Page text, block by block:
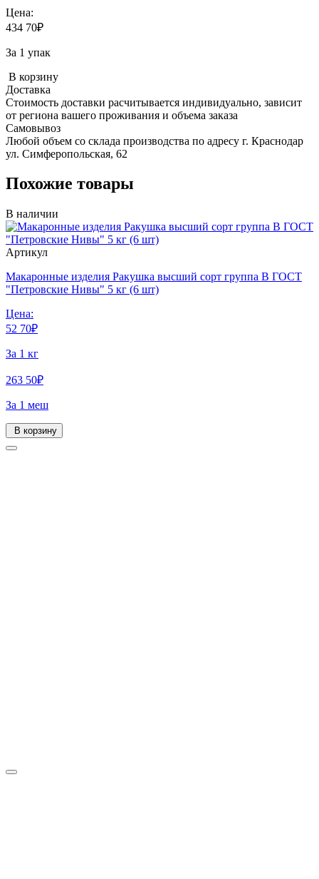
Цена:
434 70₽
За 1 упак
В корзину
Доставка
Стоимость доставки расчитывается индивидуально, зависит
от региона вашего проживания и объема заказа
Самовывоз
Любой объем со склада производства по адресу г. Краснодар
ул. Симферопольская, 62
Похожие товары
В наличии
Артикул
Макаронные изделия Ракушка высший сорт группа В ГОСТ
"Петровские Нивы" 5 кг (6 шт)
Цена:
52 70₽
За 1 кг
263 50₽
За 1 меш
В корзину